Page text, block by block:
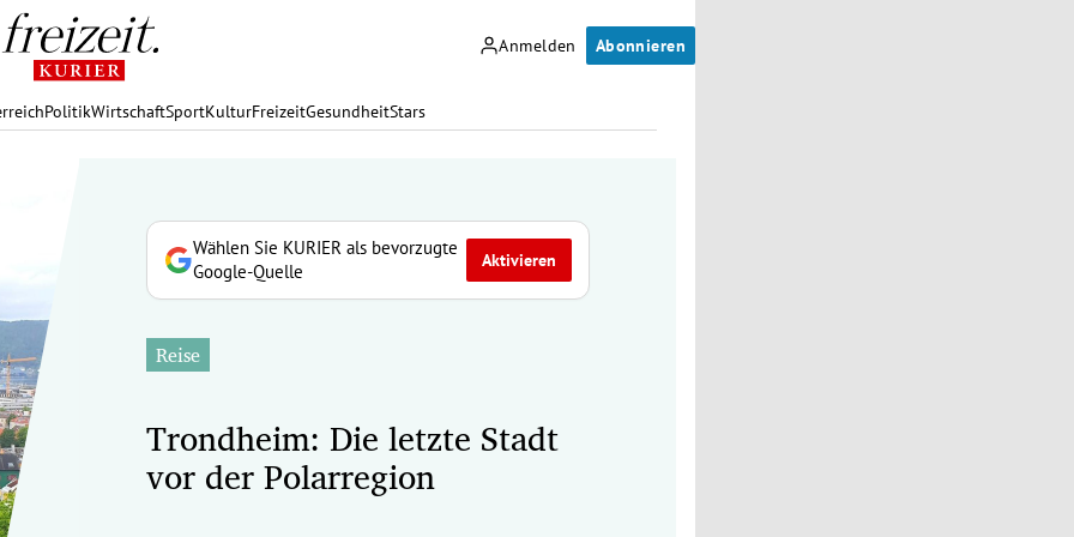
Anmelden Abonnieren
PolitikWirtschaftSportKulturFreizeitGesundheitStars
Wählen Sie KURIER als bevorzugte
Google-Quelle
Aktivieren
Reise
Trondheim: Die letzte Stadt
vor der Polarregion